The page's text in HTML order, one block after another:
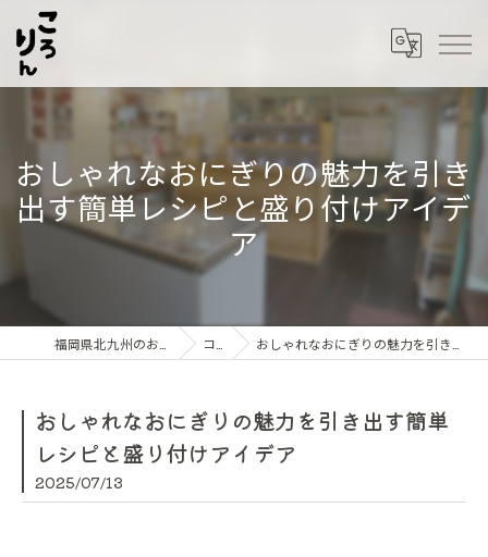
おしゃれなおにぎりの魅力を引き
出す簡単レシピと盛り付けアイデ
ア
コラム おしゃれなおにぎりの魅力を引き出す簡単レシピと盛り付けアイデア
おしゃれなおにぎりの魅力を引き出す簡単
レシピと盛り付けアイデア
2025/07/13